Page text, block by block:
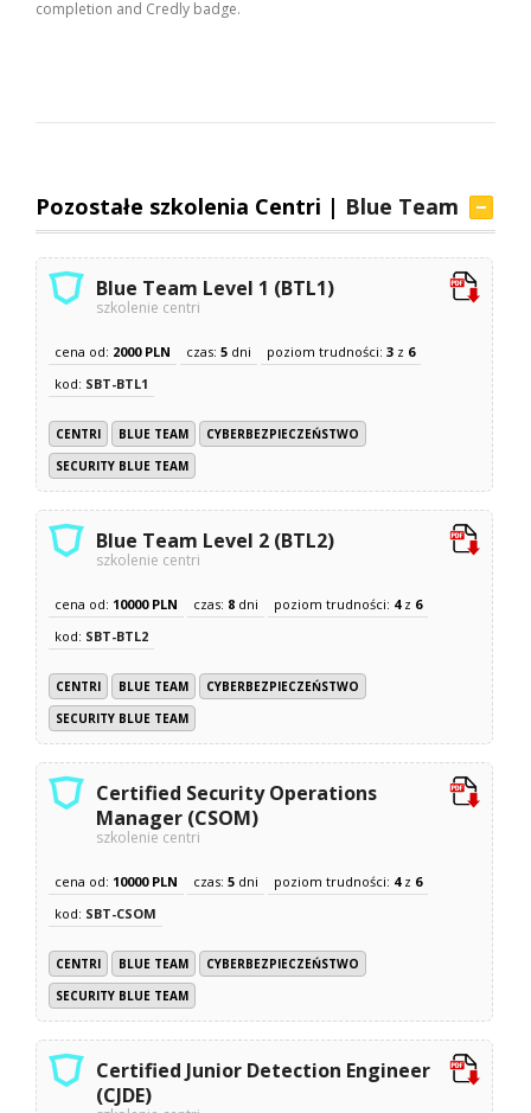
completion and Credly badge.
Pozostałe szkolenia Centri | Blue Team
Blue Team Level 1 (BTL1)
szkolenie centri
cena od: 2000 PLN czas:5 dni poziom trudności:3 z 6
kod: SBT-BTL1
CENTRI BLUE TEAM
CYBERBEZPIECZEŃSTWO
SECURITY BLUE TEAM
Blue Team Level 2 (BTL2)
szkolenie centri
cena od: 10000 PLN czas: 8 dni poziom trudności: 4z 6
kod: SBT-BTL2
CENTRI BLUE TEAM
CYBERBEZPIECZEŃSTWO
SECURITY BLUE TEAM
Certified Security Operations
Manager (CSOM)
szkolenie centri
cena od: 10000 PLN czas:5 dni poziom trudności: 4z 6
kod: SBT-CSOM
CENTRI BLUE TEAM
CYBERBEZPIECZEŃSTWO
SECURITY BLUE TEAM
Certified Junior Detection Engineer
(CJDE)